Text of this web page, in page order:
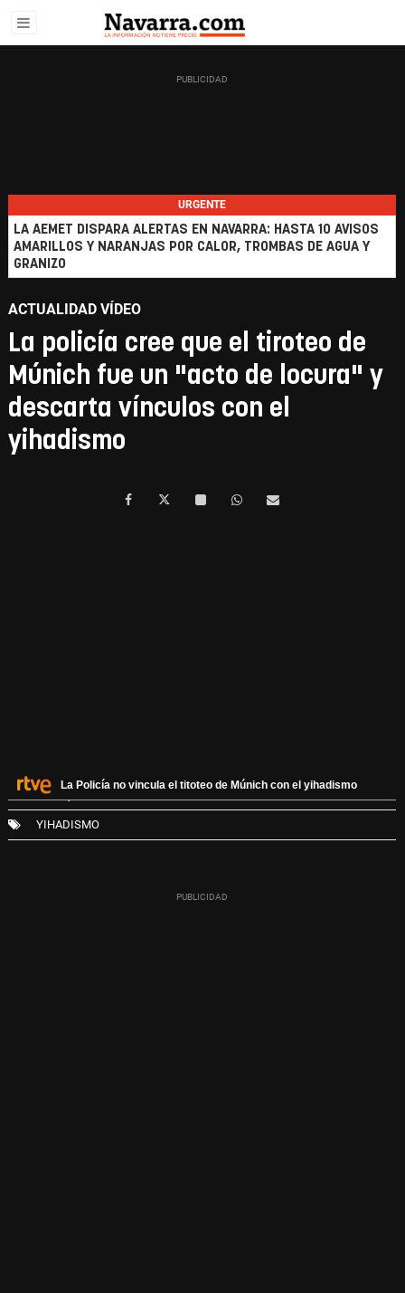
URGENTE
LA AEMET DISPARA ALERTAS EN NAVARRA: HASTA 10 AVISOS
AMARILLOS Y NARANJAS POR CALOR, TROMBAS DE AGUA Y
GRANIZO
ACTUALIDAD VÍDEO
La policía cree que el tiroteo de
Múnich fue un "acto de locura" y
descarta vínculos con el
yihadismo
La Policía no vincula el titoteo de Múnich con el yihadismo
23 JULIO, 2016 - 22:24
YIHADISMO